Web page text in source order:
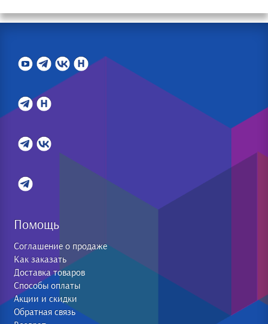
Помощь
Соглашение о продаже
Как заказать
Доставка товаров
Способы оплаты
Акции и скидки
Обратная связь